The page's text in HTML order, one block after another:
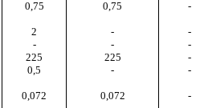
0,75 0,75 -
2 - -
- - -
225 225 -
0,5 - -
0,072 0,072 -